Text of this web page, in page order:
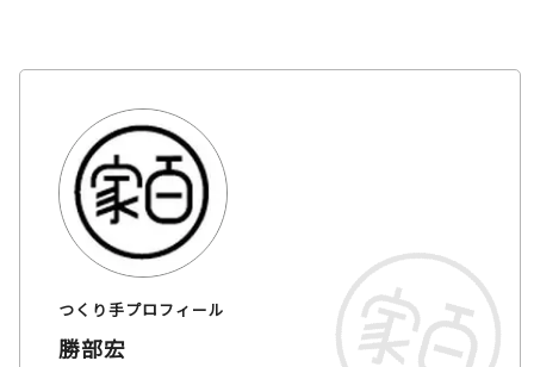
つくり手プロフィール
勝部宏